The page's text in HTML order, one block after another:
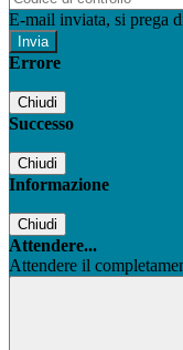
E-mail inviata, si prega
Errore
Chiudi
Successo
Chiudi
Informazione
Chiudi
Attendere...
Attendere il